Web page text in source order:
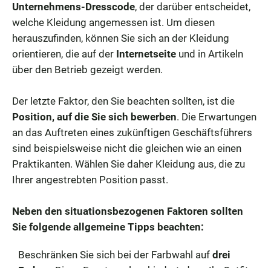
Unternehmens-Dresscode, der darüber entscheidet,
welche Kleidung angemessen ist. Um diesen
herauszufinden, können Sie sich an der Kleidung
orientieren, die auf der Internetseite und in Artikeln
über den Betrieb gezeigt werden.
Der letzte Faktor, den Sie beachten sollten, ist die
Position, auf die Sie sich bewerben. Die Erwartungen
an das Auftreten eines zukünftigen Geschäftsführers
sind beispielsweise nicht die gleichen wie an einen
Praktikanten. Wählen Sie daher Kleidung aus, die zu
Ihrer angestrebten Position passt.
Neben den situationsbezogenen Faktoren sollten
Sie folgende allgemeine Tipps beachten:
Beschränken Sie sich bei der Farbwahl auf drei